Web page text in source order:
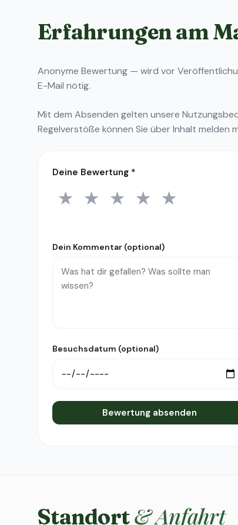
Erfahrungen am
Anonyme Bewertung — wird vor
E-Mail nötig.
Mit dem Absenden gelten unsere
Regelverstöße können Sie überInhalt melden
Deine Bewertung *
1 Stern
★ 2 Sterne
★ 3 Sterne
★ 4 Sterne
★ 5 Sterne
★
Dein Kommentar (optional)
Besuchsdatum (optional)
Bewertung absenden
Standort& Anfahrt